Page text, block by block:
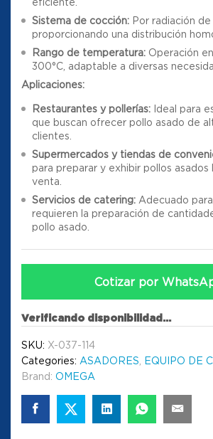
Sistema de cocción: Por radiación de
proporcionando una distribución
Rango de temperatura: Operación
300°C, adaptable a diversas
Aplicaciones:
Restaurantes y pollerías: Ideal para
que buscan ofrecer pollo asado de
clientes.
Supermercados y tiendas de
para preparar y exhibir pollos asados
venta.
Servicios de catering: Adecuado
requieren la preparación de
pollo asado.
Cotizar por
Verificando disponibilidad...
SKU: X-037-114
Categories: ASADORES
EQUIPO DE
Brand: OMEGA